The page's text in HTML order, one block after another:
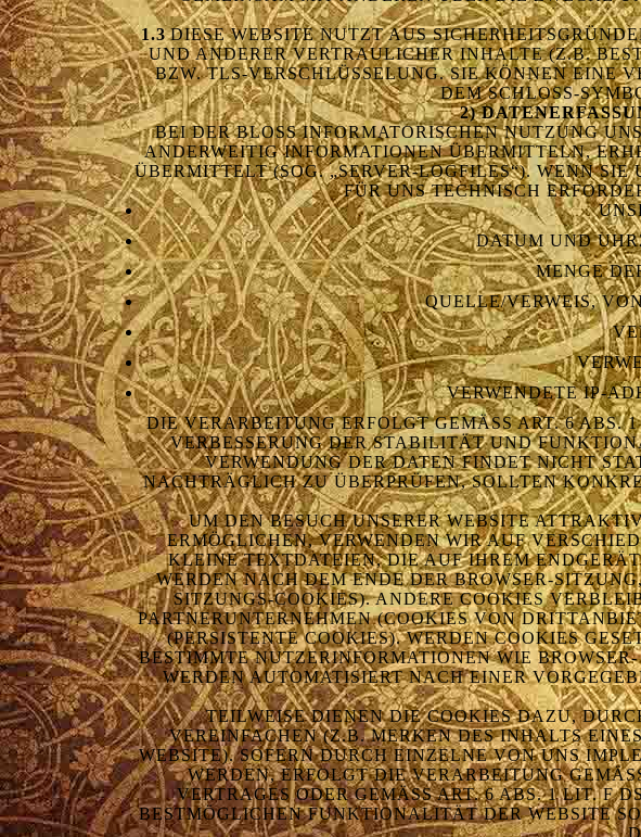
1.3DIESE WEBSITE NUTZT AUS
UND ANDERER VERTRAULICHER INHALTE (Z.B.
BZW. TLS-VERSCHLÜSSELUNG. SIE KÖNNEN EINE
DEM SCHLOSS-
2)
BEI DER BLOSS INFORMATORISCHEN NUTZUNG
NDERWEITIG INFORMATIONEN ÜBERMITTELN,
BERMITTELT (SOG. „SERVER-LOGFILES“). WENN SIE
ÜR UNS TECHNISCH
DATUM UND
MENGE
QUELLE/VERWEIS,
VERWENDETE IP-
DIE VERARBEITUNG ERFOLGT GEMÄSS ART. 6 ABS.
ERBESSERUNG DER STABILITÄT UND
ERWENDUNG DER DATEN FINDET NICHT
ACHTRÄGLICH ZU ÜBERPRÜFEN, SOLLTEN
UM DEN BESUCH UNSERER WEBSITE
ERMÖGLICHEN, VERWENDEN WIR AUF
KLEINE TEXTDATEIEN, DIE AUF IHREM
WERDEN NACH DEM ENDE DER BROWSER-
ITZUNGS-COOKIES). ANDERE COOKIES
ARTNERUNTERNEHMEN (COOKIES VON
PERSISTENTE COOKIES). WERDEN COOKIES
ESTIMMTE NUTZERINFORMATIONEN WIE BROWSER-
ERDEN AUTOMATISIERT NACH EINER
TEILWEISE DIENEN DIE COOKIES DAZU,
VEREINFACHEN (Z.B. MERKEN DES INHALTS
WEBSITE). SOFERN DURCH EINZELNE VON UNS
WERDEN, ERFOLGT DIE VERARBEITUNG
ERTRAGES ODER GEMÄSS ART. 6 ABS. 1 LIT. F
STMÖGLICHEN FUNKTIONALITÄT DER WEBSITE